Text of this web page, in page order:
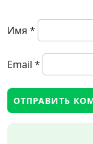
Имя *
Email *